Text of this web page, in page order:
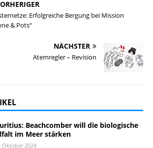
Erfolgreiche Bergung bei Mission
& Pots“
NÄCHSTER
Atemregler – Revision
Beachcomber will die biologische
im Meer stärken
Oktober 2024